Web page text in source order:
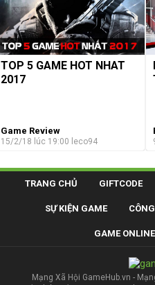
TOP 5 GAME HOT NHAT
2017
Game Review
15/2/18 lúc 19:00 leco94
TRANG CHỦ GIFTCODE
SỰ KIỆN GAME
GAME ONLINE
Mạng Xã Hội GameHub.vn -